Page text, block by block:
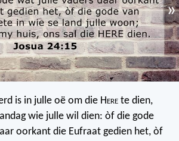
»
is in julle oë om die Here te dien,
wie julle wil dien: òf die gode
oorkant die Eufraat gedien het, òf